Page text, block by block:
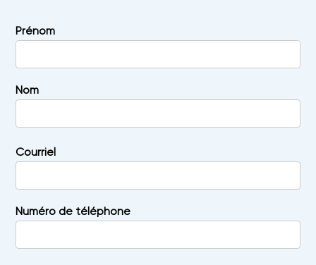
Prénom
Nom
Courriel
Numéro de téléphone